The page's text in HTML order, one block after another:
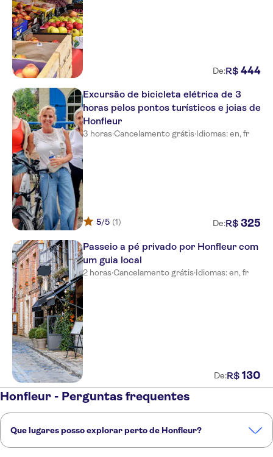
De:R$ 444
Excursão de bicicleta elétrica de 3
horas pelos pontos turísticos e joias de
Honfleur
3 horas·Cancelamento grátis·Idiomas: en, fr
5/5 (1) De:R$ 325
Passeio a pé privado por Honfleur com
um guia local
2 horas·Cancelamento grátis·Idiomas: en, fr
De:R$ 130
Honfleur - Perguntas frequentes
Que lugares posso explorar perto de Honfleur?